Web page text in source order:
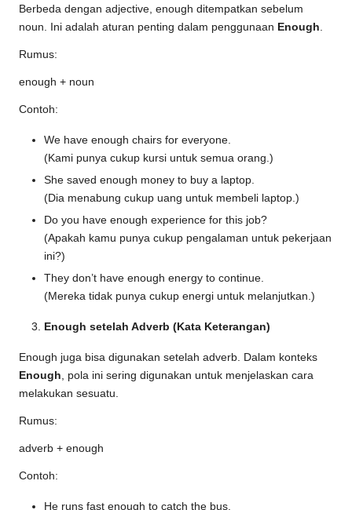
Berbeda dengan adjective, enough ditempatkan sebelum
noun. Ini adalah aturan penting dalam penggunaan Enough
Rumus:
enough + noun
Contoh:
We have enough chairs for everyone.
(Kami punya cukup kursi untuk semua orang.)
She saved enough money to buy a laptop.
(Dia menabung cukup uang untuk membeli laptop.)
Do you have enough experience for this job?
(Apakah kamu punya cukup pengalaman untuk pekerjaan
ini?)
They don’t have enough energy to continue.
(Mereka tidak punya cukup energi untuk melanjutkan.)
Enough setelah Adverb (Kata Keterangan)
Enough juga bisa digunakan setelah adverb. Dalam konteks
Enough, pola ini sering digunakan untuk menjelaskan cara
melakukan sesuatu.
Rumus:
adverb + enough
Contoh:
He runs fast enough to catch the bus.